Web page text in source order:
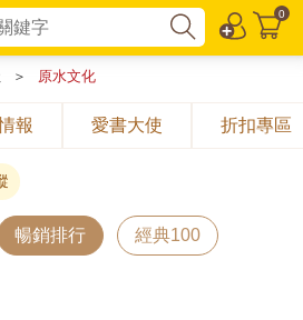
0
＞ 原水文化
報 愛書大使 折扣專區
暢銷排行 經典100